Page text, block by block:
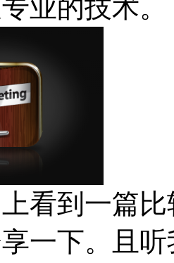
业的技术。
看到一篇
一下。且